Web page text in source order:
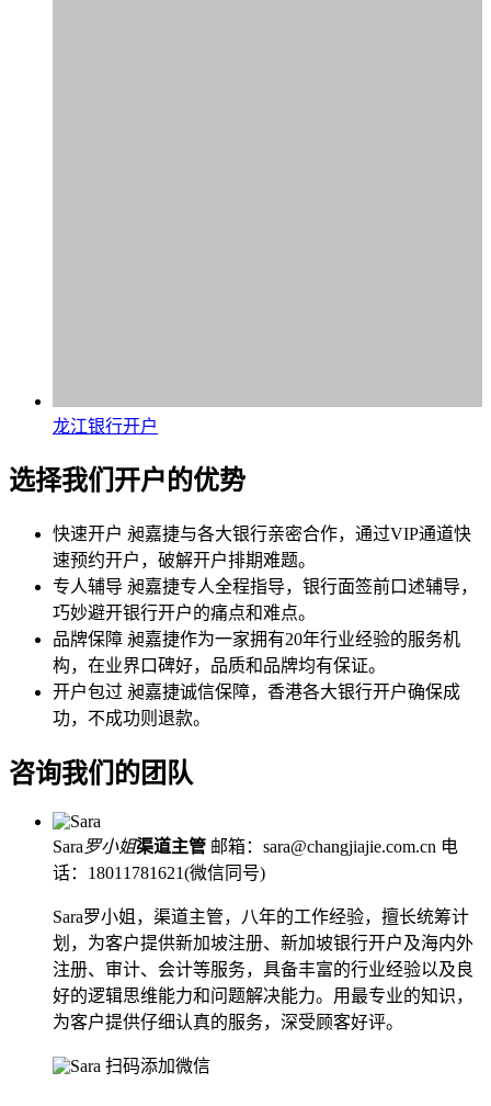
龙江银行开户
选择我们开户的优势
快速开户 昶嘉捷与各大银行亲密合作，通过VIP通道快
速预约开户，破解开户排期难题。
专人辅导 昶嘉捷专人全程指导，银行面签前口述辅导，
巧妙避开银行开户的痛点和难点。
品牌保障 昶嘉捷作为一家拥有20年行业经验的服务机
构，在业界口碑好，品质和品牌均有保证。
开户包过 昶嘉捷诚信保障，香港各大银行开户确保成
功，不成功则退款。
咨询我们的团队
Sara罗小姐渠道主管 邮箱：sara@changjiajie.com.cn 电
话：18011781621(微信同号)
Sara罗小姐，渠道主管，八年的工作经验，擅长统筹计
划，为客户提供新加坡注册、新加坡银行开户及海内外
注册、审计、会计等服务，具备丰富的行业经验以及良
好的逻辑思维能力和问题解决能力。用最专业的知识，
为客户提供仔细认真的服务，深受顾客好评。
扫码添加微信